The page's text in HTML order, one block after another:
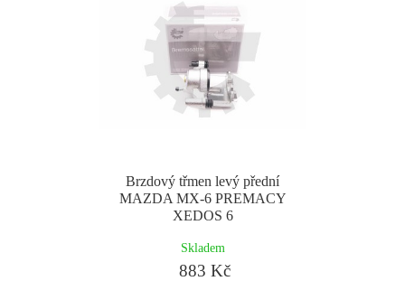
Brzdový třmen levý přední
MAZDA MX-6 PREMACY
XEDOS 6
Skladem
883 Kč